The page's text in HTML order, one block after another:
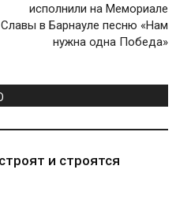
исполнили на Мемориале
Славы в Барнауле песню «Нам
нужна одна Победа»
и строятся